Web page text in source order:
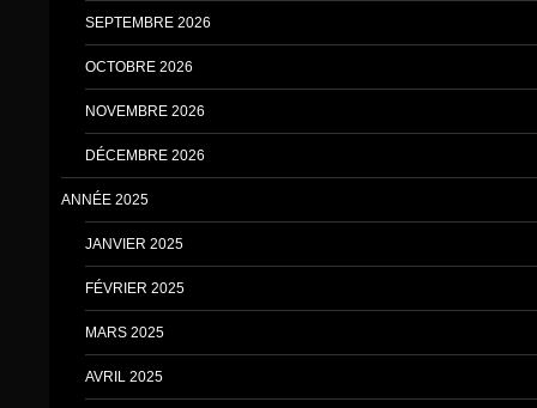
SEPTEMBRE 2026
OCTOBRE 2026
NOVEMBRE 2026
DÉCEMBRE 2026
ANNÉE 2025
JANVIER 2025
FÉVRIER 2025
MARS 2025
AVRIL 2025